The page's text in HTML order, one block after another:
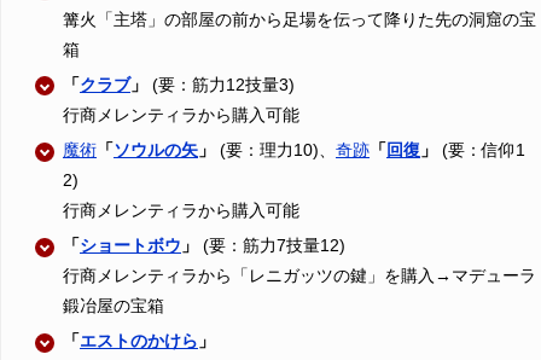
篝火「主塔」の部屋の前から足場を伝って降りた先の洞窟の宝
箱
「クラブ」
(要：筋力12技量3)
行商メレンティラから購入可能
魔術 「ソウルの矢 」 (要：理力10)、 奇跡 「回復 」
(要：信仰1
2)
行商メレンティラから購入可能
「ショートボウ 」
(要：筋力7技量12)
行商メレンティラから「レニガッツの鍵」を購入→マデューラ
鍛冶屋の宝箱
「エストのかけら 」